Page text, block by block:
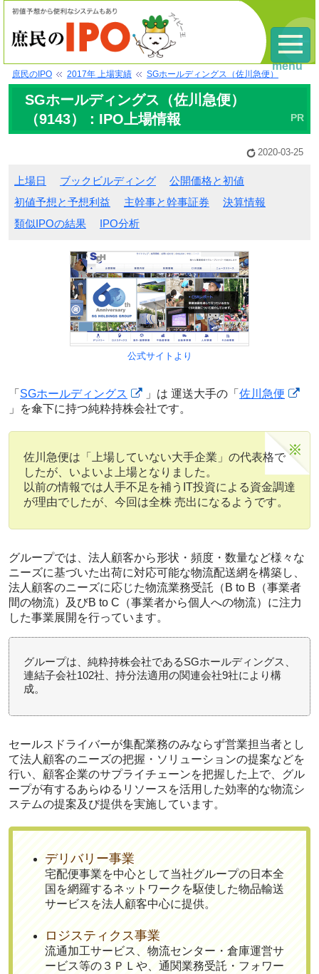
庶民のIPO 2017年 上場実績 SGホールディングス（佐川急便）
SGホールディングス（佐川急便）
（9143）：IPO上場情報
2020-03-25
上場日 ブックビルディング
公開価格と初値
初値予想と予想利益
主幹事と幹事証券
決算情報
類似IPOの結果
IPO分析
公式サイトより
「 SGホールディングス 」は 運送大手の「 佐川急便
」を傘下に持つ純粋持株会社です。
佐川急便は「上場していない大手企業」の代表格で
したが、いよいよ上場となりました。
以前の情報では人手不足を補うIT投資による資金調達
が理由でしたが、今回は全株 売出になるようです。
グループでは、法人顧客から形状・頻度・数量など様々な
ニーズに基づいた出荷に対応可能な物流配送網を構築し、
法人顧客のニーズに応じた物流業務受託（B to B（事業者
間の物流）及びB to C（事業者から個人への物流）に注力
した事業展開を行っています。
グループは、純粋持株会社であるSGホールディングス、
連結子会社102社、持分法適用の関連会社9社により構
成。
セールスドライバーが集配業務のみならず営業担当者とし
て法人顧客のニーズの把握・ソリューションの提案などを
行い、顧客企業のサプライチェーンを把握した上で、グル
ープが有するあらゆるリソースを活用した効率的な物流シ
ステムの提案及び提供を実施しています。
デリバリー事業
宅配便事業を中心として当社グループの日本全
国を網羅するネットワークを駆使した物品輸送
サービスを法人顧客中心に提供。
ロジスティクス事業
流通加工サービス、物流センター・倉庫運営サ
ービス等の３ＰＬや、通関業務受託・フォワー
menu